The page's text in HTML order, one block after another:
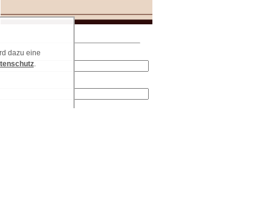
dazu eine
.